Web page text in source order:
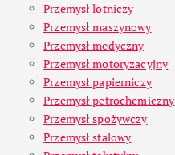
Przemysł lotniczy
Przemysł maszynowy
Przemysł medyczny
Przemysł motoryzacyjny
Przemysł papierniczy
Przemysł petrochemiczny
Przemysł spożywczy
Przemysł stalowy